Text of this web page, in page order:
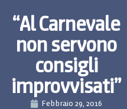
“Al Carnevale
non servono
consigli
improvvisati”
Febbraio 29, 2016